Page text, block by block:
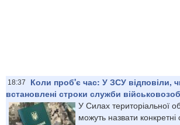
18:37
Коли проб'є час: У ЗСУ відповіли,
встановлені строки служби
У Силах територіальної
можуть назвати